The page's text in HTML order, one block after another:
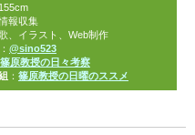
報収集
、イラスト、Web制作
@sino523
篠原教授の日々考察
： 篠原教授の日曜のススメ